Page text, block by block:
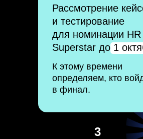
3
К этому времени
определяем, кто
в финал.
Рассмотрение
и тестирование
для номинации HR
Superstar до 1
Массподбор
Снижение оттока